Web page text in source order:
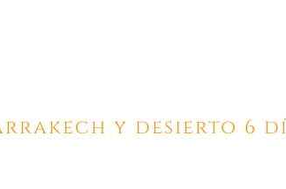
y desierto 6